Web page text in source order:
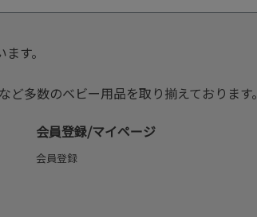
す。
多数のベビー用品を取り揃えております。
会員登録/マイページ
会員登録